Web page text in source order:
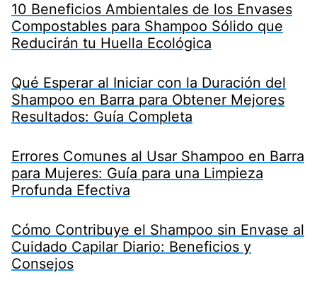
10 Beneficios Ambientales de los Envases
Compostables para Shampoo Sólido que
Reducirán tu Huella Ecológica
Qué Esperar al Iniciar con la Duración del
Shampoo en Barra para Obtener Mejores
Resultados: Guía Completa
Errores Comunes al Usar Shampoo en Barra
para Mujeres: Guía para una Limpieza
Profunda Efectiva
Cómo Contribuye el Shampoo sin Envase al
Cuidado Capilar Diario: Beneficios y
Consejos